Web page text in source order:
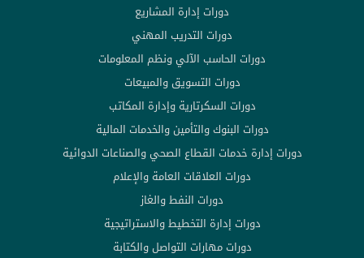
دورات إدارة المشاريع
دورات التدريب المهني
دورات الحاسب الآلي ونظم المعلومات
دورات التسويق والمبيعات
دورات السكرتارية وإدارة المكاتب
دورات البنوك والتأمين والخدمات المالية
دورات إدارة خدمات القطاع الصحي والصناعات الدوائية
دورات العلاقات العامة والإعلام
دورات النفط والغاز
دورات إدارة التخطيط والاستراتيجية
دورات مهارات التواصل والكتابة